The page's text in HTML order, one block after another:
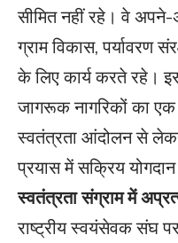
सीमित नहीं रहे। वे अपने-
ग्राम विकास, पर्यावरण
के लिए कार्य करते रहे।
जागरूक नागरिकों का एक
स्वतंत्रता आंदोलन से
प्रयास में सक्रिय योगदान
स्वतंत्रता संग्राम में
राष्ट्रीय स्वयंसेवक संघ